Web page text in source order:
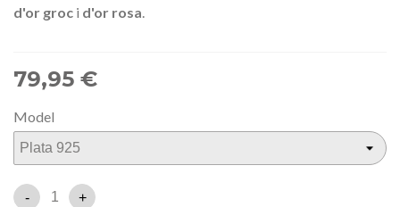
d'or groc i d'or rosa.
79,95 €
Model
- +